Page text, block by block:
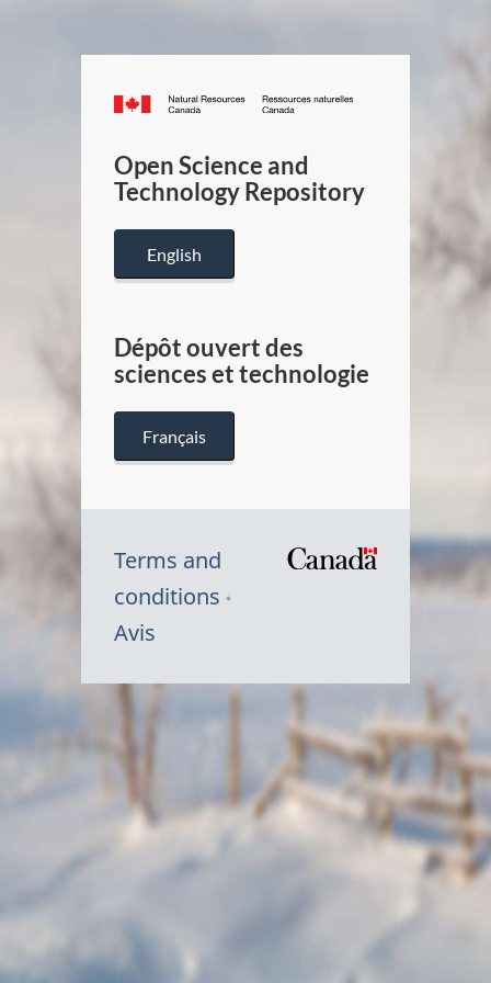
Canada.ca
/
Canada
Open Science and
Technology Repository
English
Dépôt ouvert des
sciences et technologie
Français
Terms and
conditions
Avis
Symbole
Canada